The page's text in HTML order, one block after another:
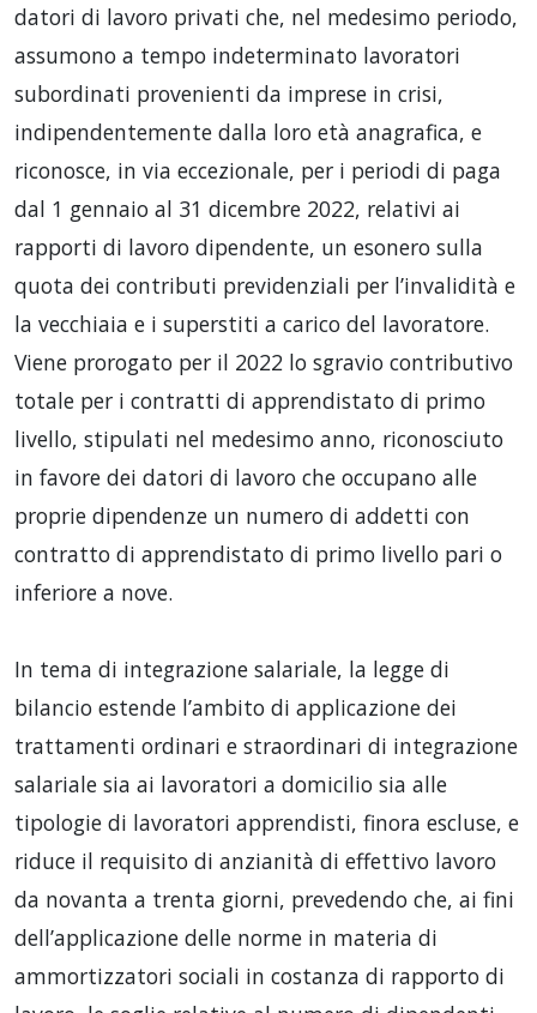
datori di lavoro privati che, nel medesimo periodo,
assumono a tempo indeterminato lavoratori
subordinati provenienti da imprese in crisi,
indipendentemente dalla loro età anagrafica, e
riconosce, in via eccezionale, per i periodi di paga
dal 1 gennaio al 31 dicembre 2022, relativi ai
rapporti di lavoro dipendente, un esonero sulla
quota dei contributi previdenziali per l’invalidità e
la vecchiaia e i superstiti a carico del lavoratore.
Viene prorogato per il 2022 lo sgravio contributivo
totale per i contratti di apprendistato di primo
livello, stipulati nel medesimo anno, riconosciuto
in favore dei datori di lavoro che occupano alle
proprie dipendenze un numero di addetti con
contratto di apprendistato di primo livello pari o
inferiore a nove.
In tema di integrazione salariale, la legge di
bilancio estende l’ambito di applicazione dei
trattamenti ordinari e straordinari di integrazione
salariale sia ai lavoratori a domicilio sia alle
tipologie di lavoratori apprendisti, finora escluse, e
riduce il requisito di anzianità di effettivo lavoro
da novanta a trenta giorni, prevedendo che, ai fini
dell’applicazione delle norme in materia di
ammortizzatori sociali in costanza di rapporto di